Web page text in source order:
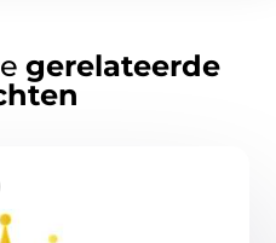
gerelateerde